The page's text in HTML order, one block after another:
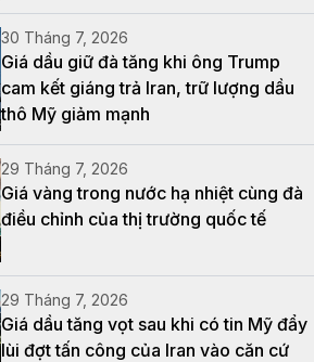
30 Tháng 7, 2026
Giá dầu giữ đà tăng khi ông Trump
cam kết giáng trả Iran, trữ lượng dầu
thô Mỹ giảm mạnh
29 Tháng 7, 2026
Giá vàng trong nước hạ nhiệt cùng đà
điều chỉnh của thị trường quốc tế
29 Tháng 7, 2026
Giá dầu tăng vọt sau khi có tin Mỹ đẩy
lùi đợt tấn công của Iran vào căn cứ